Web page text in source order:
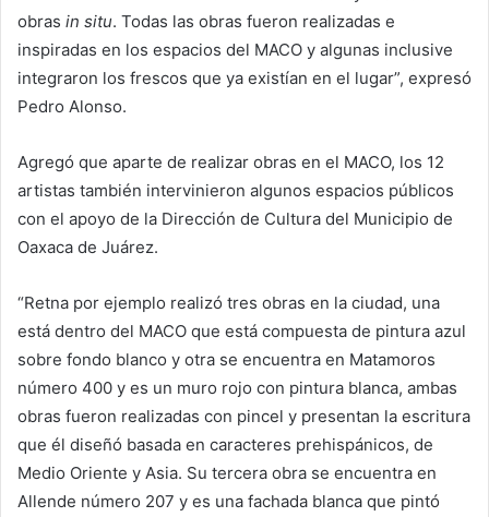
obras in situ. Todas las obras fueron realizadas e
inspiradas en los espacios del MACO y algunas inclusive
integraron los frescos que ya existían en el lugar”, expresó
Pedro Alonso.
Agregó que aparte de realizar obras en el MACO, los 12
artistas también intervinieron algunos espacios públicos
con el apoyo de la Dirección de Cultura del Municipio de
Oaxaca de Juárez.
“Retna por ejemplo realizó tres obras en la ciudad, una
está dentro del MACO que está compuesta de pintura azul
sobre fondo blanco y otra se encuentra en Matamoros
número 400 y es un muro rojo con pintura blanca, ambas
obras fueron realizadas con pincel y presentan la escritura
que él diseñó basada en caracteres prehispánicos, de
Medio Oriente y Asia. Su tercera obra se encuentra en
Allende número 207 y es una fachada blanca que pintó